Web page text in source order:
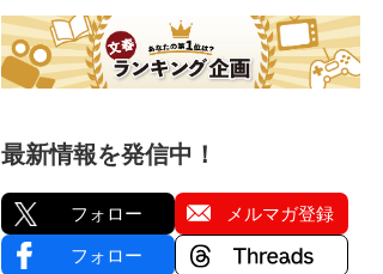
最新情報を発信中！
フォロー メルマガ登録
フォロー